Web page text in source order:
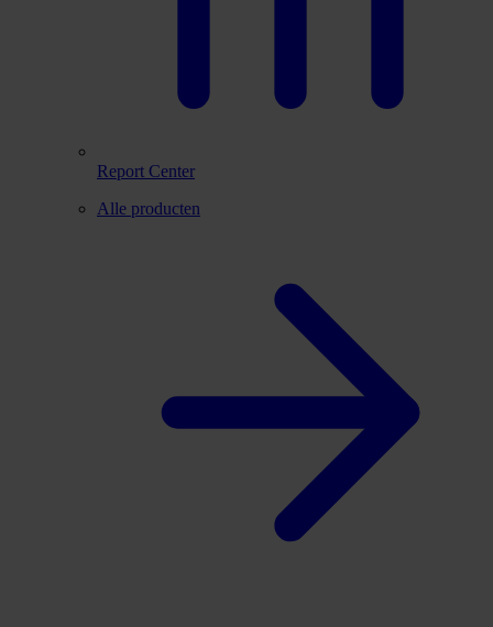
Report Center
Alle producten